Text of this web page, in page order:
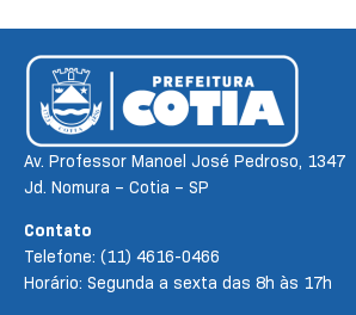
Av. Professor Manoel José Pedroso, 1347
Jd. Nomura – Cotia – SP
Contato
Telefone: (11) 4616-0466
Horário: Segunda a sexta das 8h às 17h